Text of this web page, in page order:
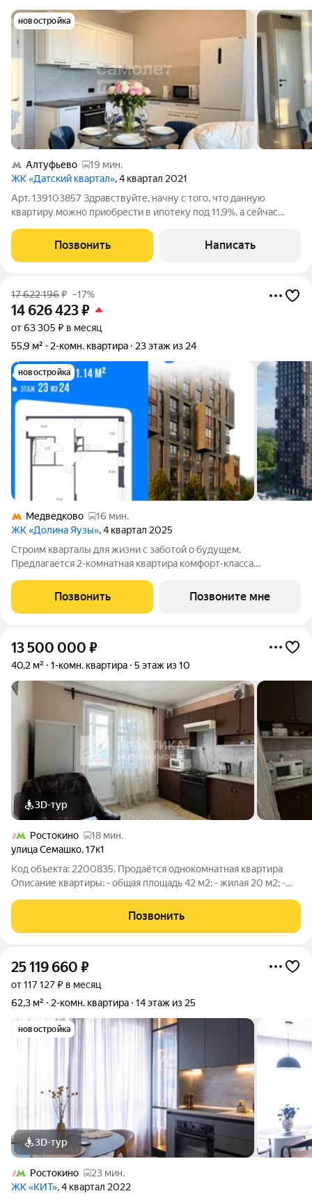
новостройка
Алтуфьево
19 мин.
ЖК «Датский квартал», 4 квартал 2021
Арт. 139103857 Здравствуйте, начну с того, что данную
квартиру можно приобрести в ипотеку под 11,9%, а сейчас
просторная, в ней есть воздух и много света, а планировка
позволяет собирать
Позвонить Написать
17 622 196₽ –17%
14 626 423₽
от 63 305 ₽ в месяц
55,9 м²
2-комн. квартира 23 этаж из 24
новостройка
Медведково
16 мин.
ЖК «Долина Яузы», 4 квартал 2025
Строим кварталы для жизни с заботой о будущем.
Предлагается 2-комнатная квартира комфорт-класса
в жилом комплексе "Долина Яузы".Квартиры комплекса на
выбор: могут быть как с отделкой, так и
Позвонить Позвоните мне
13 500 000 ₽
40,2 м² 1-комн. квартира 5 этаж из 10
3D-тур
Ростокино
18 мин.
улица Семашко,17к1
Код объекта: 2200835. Продаётся однокомнатная квартира
Описание квартиры: - общая площадь 42 м2; - жилая 20 м2; -
окна выходят во двор, - балкон, - совмещенный санузел, -
мебель остаётся.
Позвонить
25 119 660 ₽
от 117 127 ₽ в месяц
62,3 м²
2-комн. квартира 14 этаж из 25
новостройка
3D-тур
Ростокино
23 мин.
ЖК «КИТ», 4 квартал 2022